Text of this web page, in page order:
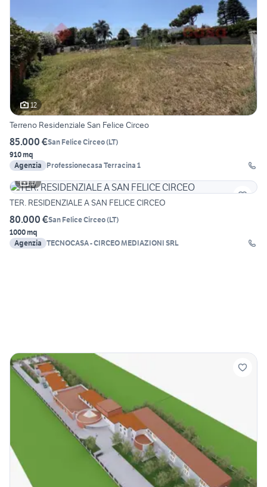
12
Terreno Residenziale San Felice Circeo
85.000 €San Felice Circeo(LT)
910 mq
Agenzia
Professionecasa Terracina 1
17
TER. RESIDENZIALE A SAN FELICE CIRCEO
80.000 €San Felice Circeo(LT)
1000 mq
Agenzia TECNOCASA - CIRCEO MEDIAZIONI SRL